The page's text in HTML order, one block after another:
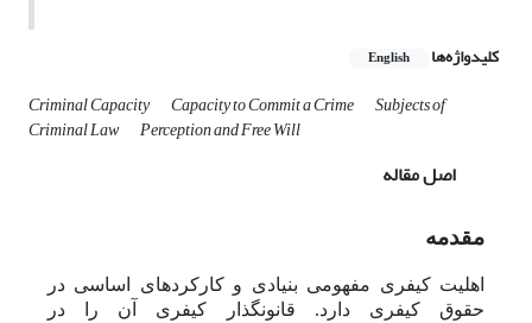
کلیدواژه‌ها English
Criminal Capacity Capacity to Commit a Crime Subjects of
Criminal Law Perception and Free Will
اصل مقاله
مقدمه
اهلیت کیفری مفهومی بنیادی و کارکرد‌های اساسی در
حقوق کیفری دارد. قانونگذار کیفری آن را در